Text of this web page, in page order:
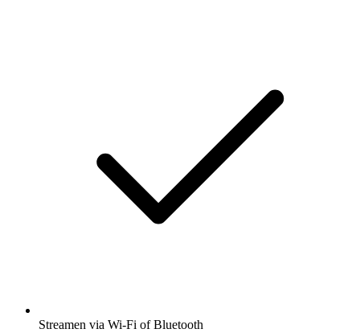
Streamen via Wi-Fi of Bluetooth